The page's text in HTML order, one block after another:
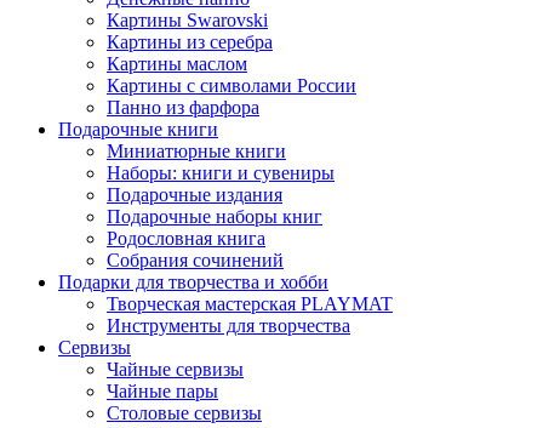
Картины Swarovski
Картины из серебра
Картины маслом
Картины с символами России
Панно из фарфора
Подарочные книги
Миниатюрные книги
Наборы: книги и сувениры
Подарочные издания
Подарочные наборы книг
Родословная книга
Собрания сочинений
Подарки для творчества и хобби
Творческая мастерская PLAYMAT
Инструменты для творчества
Cервизы
Чайные сервизы
Чайные пары
Столовые сервизы